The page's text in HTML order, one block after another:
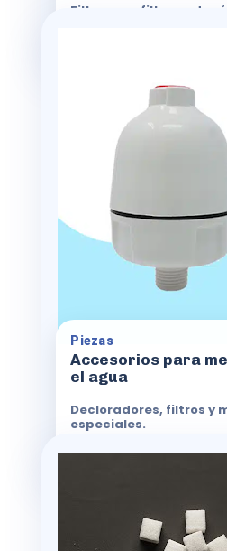
Filtros, prefiltros y
Piezas
Accesorios para
el agua
Decloradores, filtros y
especiales.
Decloradores y
cabezales
accesorios para
Sal para